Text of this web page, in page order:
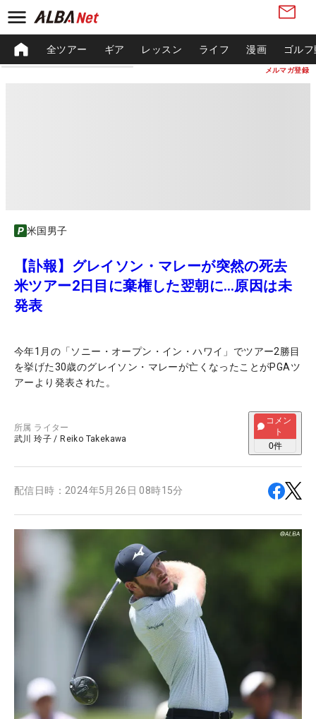
メルマガ登録
全ツアー ギア レッスン ライフ 漫画 ゴル
米国男子
【訃報】グレイソン・マレーが突然の死去
米ツアー2日目に棄権した翌朝に…原因は未
発表
今年1月の「ソニー・オープン・イン・ハワイ」でツアー2勝目
を挙げた30歳のグレイソン・マレーが亡くなったことがPGAツ
アーより発表された。
所属 ライター
武川 玲子 / Reiko Takekawa
コメン
ト
0件
配信日時： 2024年5月26日 08時15分